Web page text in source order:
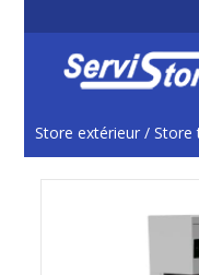
Store extérieur / Store